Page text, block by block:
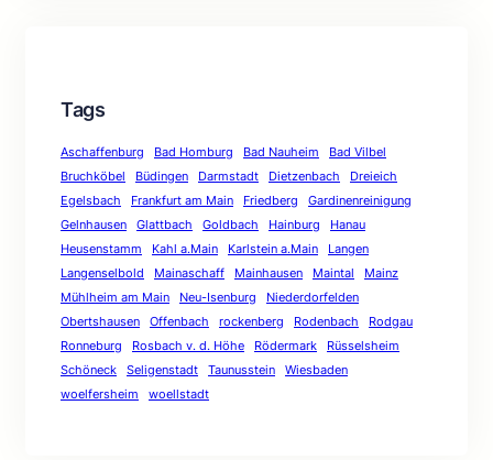
Tags
Aschaffenburg Bad Homburg Bad Nauheim
Bad Vilbel
Bruchköbel
Büdingen Darmstadt Dietzenbach
Dreieich
Egelsbach
Frankfurt am Main Friedberg
Gardinenreinigung
Gelnhausen
Glattbach Goldbach Hainburg
Hanau
Heusenstamm
Kahl a.Main Karlstein a.Main
Langen
Langenselbold
Mainaschaff Mainhausen Maintal
Mainz
Mühlheim am Main
Neu-Isenburg
Niederdorfelden
Obertshausen
Offenbach rockenberg Rodenbach
Rodgau
Ronneburg
Rosbach v. d. Höhe Rödermark
Rüsselsheim
Schöneck
Seligenstadt Taunusstein
Wiesbaden
woelfersheim
woellstadt